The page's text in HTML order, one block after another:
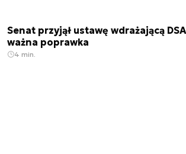
Senat przyjął ustawę wdrażającą
ważna poprawka
4 min.